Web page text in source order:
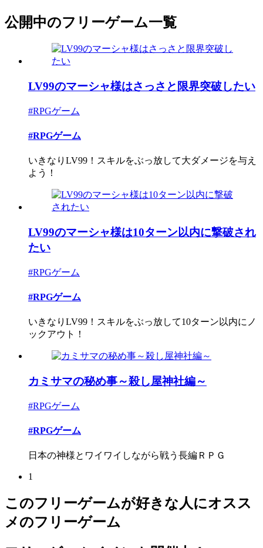
公開中のフリーゲーム一覧
LV99のマーシャ様はさっさと限界突破したい
#RPGゲーム
#RPGゲーム
いきなりLV99！スキルをぶっ放して大ダメージを与え
よう！
LV99のマーシャ様は10ターン以内に撃破され
たい
#RPGゲーム
#RPGゲーム
いきなりLV99！スキルをぶっ放して10ターン以内にノ
ックアウト！
カミサマの秘め事～殺し屋神社編～
#RPGゲーム
#RPGゲーム
日本の神様とワイワイしながら戦う長編ＲＰＧ
1
このフリーゲームが好きな人にオスス
メのフリーゲーム